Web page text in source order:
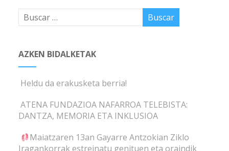
AZKEN BIDALKETAK
Heldu da erakusketa berria!
ATENA FUNDAZIOA NAFARROA TELEBISTA:
DANTZA, MEMORIA ETA INKLUSIOA
Maiatzaren 13an Gayarre Antzokian Ziklo
Iragankorrak estreinatu genituen eta oraindik